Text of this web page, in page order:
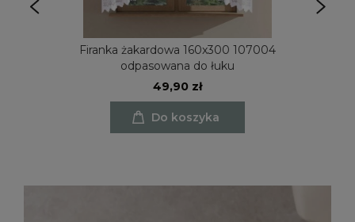
Firanka żakardowa 160x300 107004
odpasowana do łuku
49,90 zł
Do koszyka